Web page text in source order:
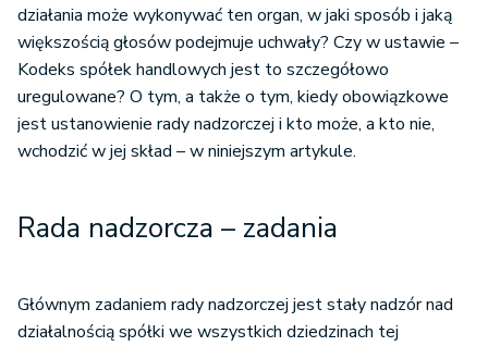
działania może wykonywać ten organ, w jaki sposób i jaką
większością głosów podejmuje uchwały? Czy w ustawie –
Kodeks spółek handlowych jest to szczegółowo
uregulowane? O tym, a także o tym, kiedy obowiązkowe
jest ustanowienie rady nadzorczej i kto może, a kto nie,
wchodzić w jej skład – w niniejszym artykule.
Rada nadzorcza – zadania
Głównym zadaniem rady nadzorczej jest stały nadzór nad
działalnością spółki we wszystkich dziedzinach tej